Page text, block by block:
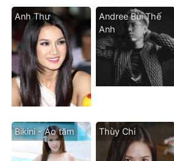
Anh Thư
Andree Bùi Thế
Anh
Bikini - Áo tăm Thùy Chi